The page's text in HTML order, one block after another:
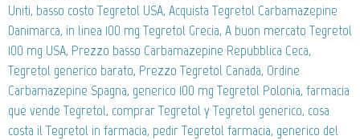
Uniti, basso costo Tegretol USA, Acquista Tegretol Carbamazepine
Danimarca, in linea 100 mg Tegretol Grecia, A buon mercato Tegretol
100 mg USA, Prezzo basso Carbamazepine Repubblica Ceca,
Tegretol generico barato, Prezzo Tegretol Canada, Ordine
Carbamazepine Spagna, generico 100 mg Tegretol Polonia, farmacia
que vende Tegretol, comprar Tegretol y Tegretol generico, cosa
costa il Tegretol in farmacia, pedir Tegretol farmacia, generico del